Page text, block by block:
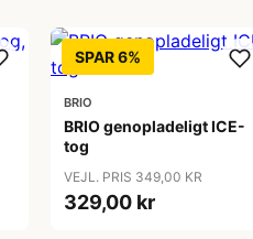
SPAR 6%
BRIO
BRIO genopladeligt ICE-
tog
VEJL. PRIS 349,00 KR
329,00 kr